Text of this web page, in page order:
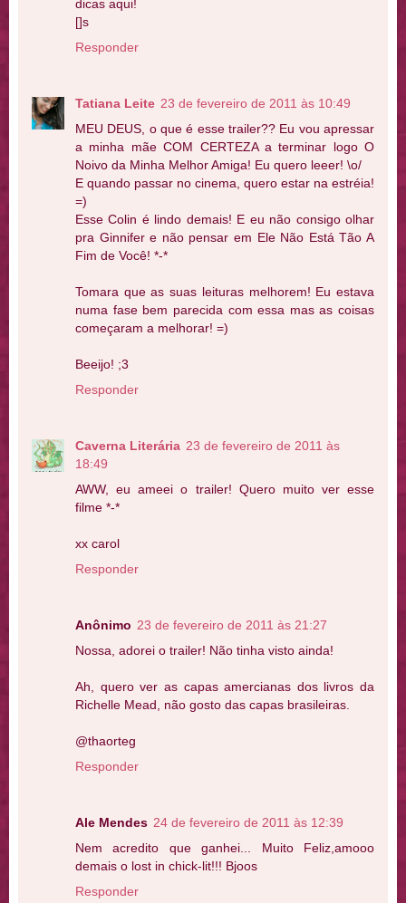
dicas aqui!
[]s
Responder
Tatiana Leite 23 de fevereiro de 2011 às 10:49
MEU DEUS, o que é esse trailer?? Eu vou apressar
a minha mãe COM CERTEZA a terminar logo O
Noivo da Minha Melhor Amiga! Eu quero leeer! \o/
E quando passar no cinema, quero estar na estréia!
=)
Esse Colin é lindo demais! E eu não consigo olhar
pra Ginnifer e não pensar em Ele Não Está Tão A
Fim de Você! *-*
Tomara que as suas leituras melhorem! Eu estava
numa fase bem parecida com essa mas as coisas
começaram a melhorar! =)
Beeijo! ;3
Responder
Caverna Literária 23 de fevereiro de 2011 às
18:49
AWW, eu ameei o trailer! Quero muito ver esse
filme *-*
xx carol
Responder
Anônimo 23 de fevereiro de 2011 às 21:27
Nossa, adorei o trailer! Não tinha visto ainda!
Ah, quero ver as capas amercianas dos livros da
Richelle Mead, não gosto das capas brasileiras.
@thaorteg
Responder
Ale Mendes 24 de fevereiro de 2011 às 12:39
Nem acredito que ganhei... Muito Feliz,amooo
demais o lost in chick-lit!!! Bjoos
Responder